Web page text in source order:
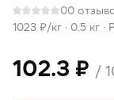
00
1023 ₽/кг · 0.5 кг ·
102.3 ₽ /